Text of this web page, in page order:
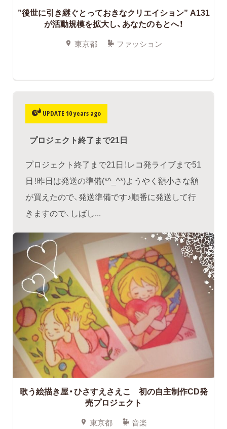
”後世に引き継ぐとっておきなクリエイション” A131
が活動規模を拡大し、あなたのもとへ！
東京都 ファッション
UPDATE 10 years ago
プロジェクト終了まで21日
プロジェクト終了まで21日！レコ発ライブまで51
日！昨日は発送の準備(*^_^*)ようやく額小さな額
が買えたので、発送準備です♪順番に発送して行
きますので、しばし...
歌う絵描き屋・ひさすえさえこ 初の自主制作CD発
売プロジェクト
東京都 音楽